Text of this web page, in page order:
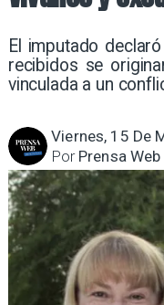
El imputado
recibidos se
vinculada a un
Viernes, 15 De
Prensa Web
Por